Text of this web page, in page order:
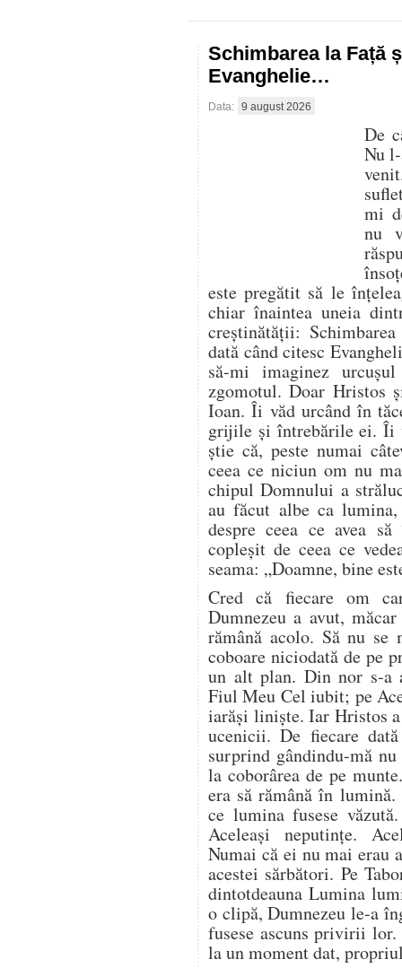
Schimbarea la Față
Evanghelie…
Data: 9 august 2026
De
Nu
mi
nu
este pregătit să le
chiar înaintea uneia
creștinătății:
dată când citesc
să-mi imaginez
zgomotul. Doar Hristos
Ioan. Îi văd urcând în
grijile și întrebările ei. Îi
știe că, peste numai
ceea ce niciun om nu
chipul Domnului a
au făcut albe ca
despre ceea ce avea
copleșit de ceea ce
seama: „Doamne, bine
Cred că fiecare om
Dumnezeu a avut,
rămână acolo. Să nu
coboare niciodată de pe
un alt plan. Din nor s-a
Fiul Meu Cel iubit; pe
iarăși liniște. Iar Hristos
ucenicii. De fiecare
surprind gândindu-mă
la coborârea de pe
era să rămână în lumină.
ce lumina fusese
Aceleași neputințe.
Numai că ei nu mai erau
acestei sărbători. Pe
dintotdeauna Lumina
o clipă, Dumnezeu le-a
fusese ascuns privirii
la un moment dat,